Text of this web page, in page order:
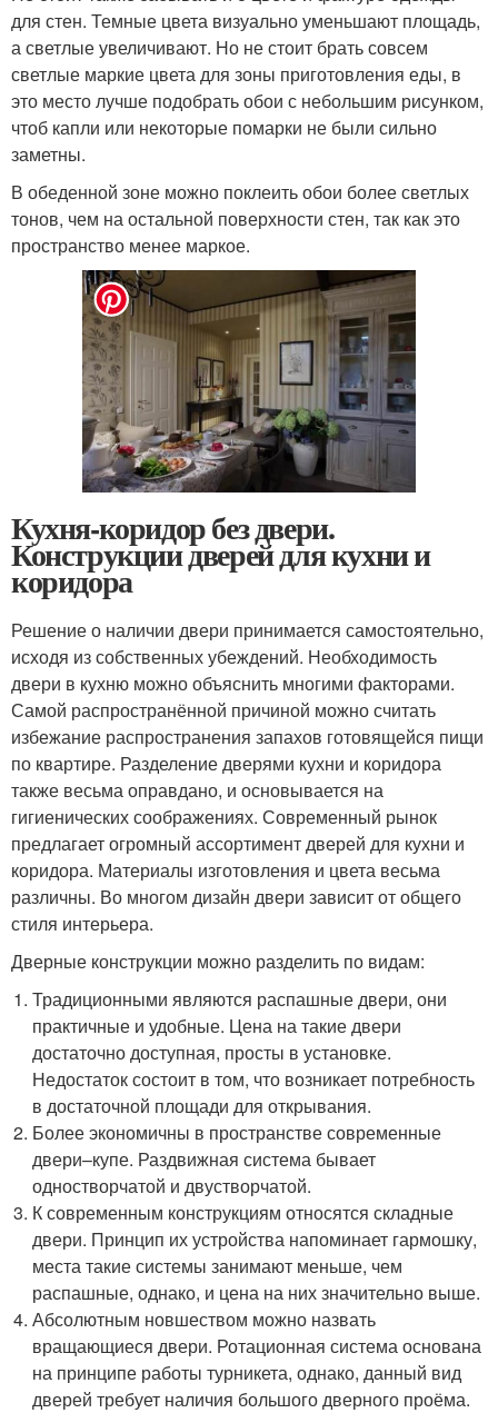
для стен. Темные цвета визуально уменьшают площадь,
а светлые увеличивают. Но не стоит брать совсем
светлые маркие цвета для зоны приготовления еды, в
это место лучше подобрать обои с небольшим рисунком,
чтоб капли или некоторые помарки не были сильно
заметны.
В обеденной зоне можно поклеить обои более светлых
тонов, чем на остальной поверхности стен, так как это
пространство менее маркое.
Кухня-коридор без двери.
Конструкции дверей для кухни и
коридора
Решение о наличии двери принимается самостоятельно,
исходя из собственных убеждений. Необходимость
двери в кухню можно объяснить многими факторами.
Самой распространённой причиной можно считать
избежание распространения запахов готовящейся пищи
по квартире. Разделение дверями кухни и коридора
также весьма оправдано, и основывается на
гигиенических соображениях. Современный рынок
предлагает огромный ассортимент дверей для кухни и
коридора. Материалы изготовления и цвета весьма
различны. Во многом дизайн двери зависит от общего
стиля интерьера.
Дверные конструкции можно разделить по видам:
Традиционными являются распашные двери, они
практичные и удобные. Цена на такие двери
достаточно доступная, просты в установке.
Недостаток состоит в том, что возникает потребность
в достаточной площади для открывания.
Более экономичны в пространстве современные
двери–купе. Раздвижная система бывает
одностворчатой и двустворчатой.
К современным конструкциям относятся складные
двери. Принцип их устройства напоминает гармошку,
места такие системы занимают меньше, чем
распашные, однако, и цена на них значительно выше.
Абсолютным новшеством можно назвать
вращающиеся двери. Ротационная система основана
на принципе работы турникета, однако, данный вид
дверей требует наличия большого дверного проёма.